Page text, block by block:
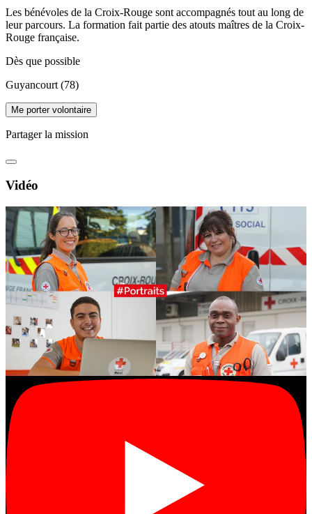
Les bénévoles de la Croix-Rouge sont accompagnés tout au long de
leur parcours. La formation fait partie des atouts maîtres de la Croix-
Rouge française.
Dès que possible
Guyancourt (78)
Me porter volontaire
Partager la mission
Vidéo